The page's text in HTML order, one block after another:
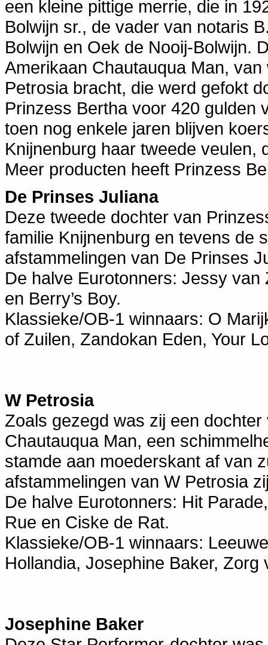
een kleine pittige merrie, die in
Bolwijn sr., de vader van notaris
Bolwijn en Oek de Nooij-Bolwijn.
Amerikaan Chautauqua Man,
Petrosia bracht, die werd gefokt
Prinzess Bertha voor 420 gulden
toen nog enkele jaren blijven
Knijnenburg haar tweede veulen,
Meer producten heeft Prinzess
De Prinses Juliana
Deze tweede dochter van
familie Knijnenburg en tevens de
afstammelingen van De Prinses
De halve Eurotonners: Jessy
en Berry’s Boy.
Klassieke/OB-1 winnaars: O
of Zuilen, Zandokan Eden, Your
W Petrosia
Zoals gezegd was zij een
Chautauqua Man, een
stamde aan moederskant af van
afstammelingen van W Petrosia
De halve Eurotonners: Hit
Rue en Ciske de Rat.
Klassieke/OB-1 winnaars:
Hollandia, Josephine Baker,
Josephine Baker